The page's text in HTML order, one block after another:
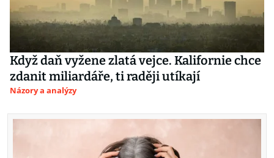
Když daň vyžene zlatá vejce. Kalifornie chce
zdanit miliardáře, ti raději utíkají
Názory a analýzy